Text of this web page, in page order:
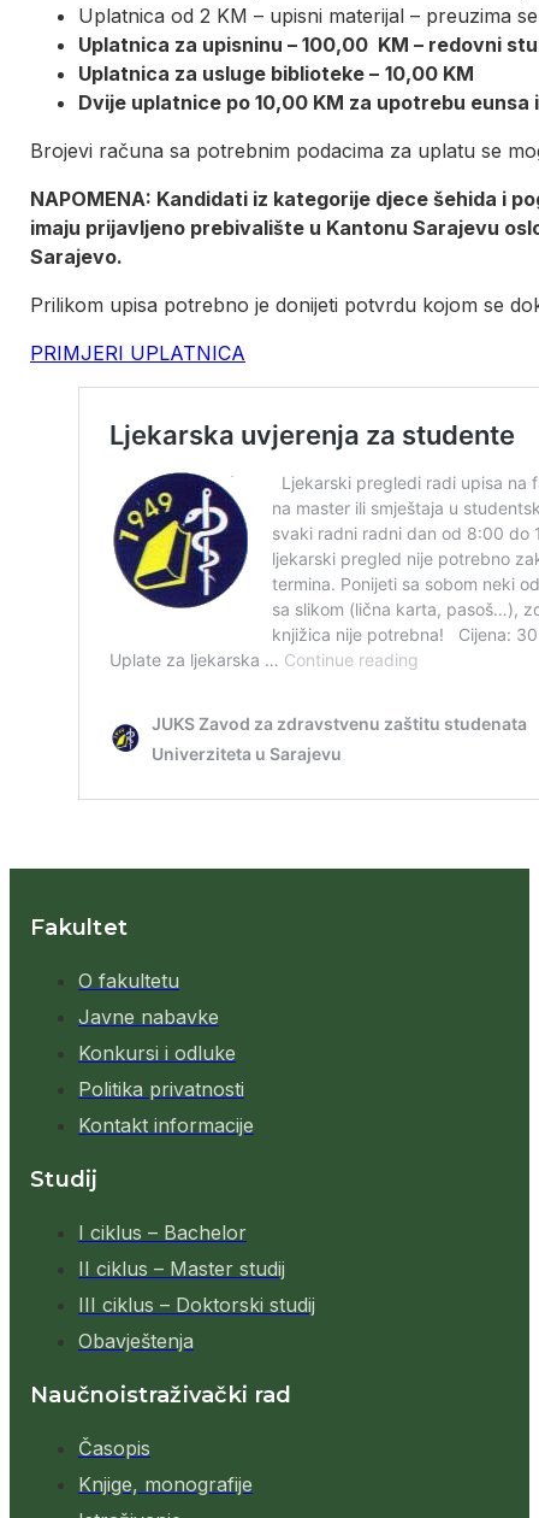
Uplatnica od 2 KM – upisni materijal – preuzima
Uplatnica za upisninu – 100,00 KM – redovni
Uplatnica za usluge biblioteke – 10,00 KM
Dvije uplatnice po 10,00 KM za upotrebu
Brojevi računa sa potrebnim podacima za uplatu se
NAPOMENA: Kandidati iz kategorije djece šehida i
imaju prijavljeno prebivalište u Kantonu Sarajevu
Sarajevo.
Prilikom upisa potrebno je donijeti potvrdu kojom se
PRIMJERI UPLATNICA
Fakultet
O fakultetu
Javne nabavke
Konkursi i odluke
Politika privatnosti
Kontakt informacije
Studij
I ciklus – Bachelor
II ciklus – Master studij
III ciklus – Doktorski studij
Obavještenja
Naučnoistraživački rad
Časopis
Knjige, monografije